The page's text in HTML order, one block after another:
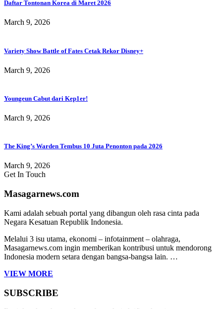
Daftar Tontonan Korea di Maret 2026
March 9, 2026
Variety Show Battle of Fates Cetak Rekor Disney+
March 9, 2026
Youngeun Cabut dari Kep1er!
March 9, 2026
The King’s Warden Tembus 10 Juta Penonton pada 2026
March 9, 2026
Get In Touch
Masagarnews.com
Kami adalah sebuah portal yang dibangun oleh rasa cinta pada
Negara Kesatuan Republik Indonesia.
Melalui 3 isu utama, ekonomi – infotainment – olahraga,
Masagarnews.com ingin memberikan kontribusi untuk mendorong
Indonesia modern setara dengan bangsa-bangsa lain. …
VIEW MORE
SUBSCRIBE